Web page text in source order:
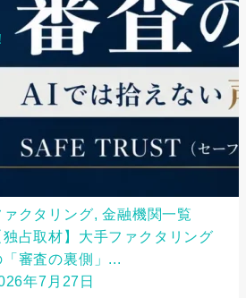
ァクタリング, 金融機関一覧
独占取材】大手ファクタリング
「審査の裏側」...
年7月27日